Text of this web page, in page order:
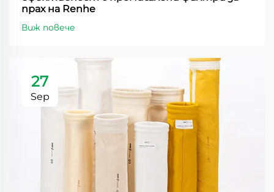
прах на Renhe
Виж повече
27
Sep